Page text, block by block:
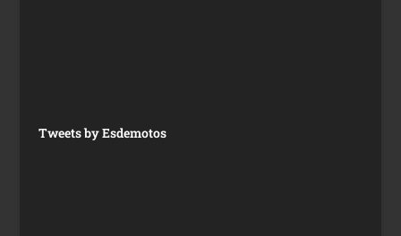
Tweets by Esdemotos